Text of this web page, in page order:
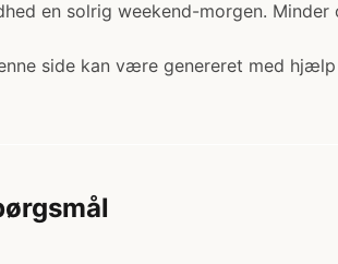
en solrig weekend-morgen.
side kan være genereret med hjælp